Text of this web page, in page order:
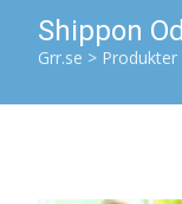
Shippon
Grr.se > Produkter